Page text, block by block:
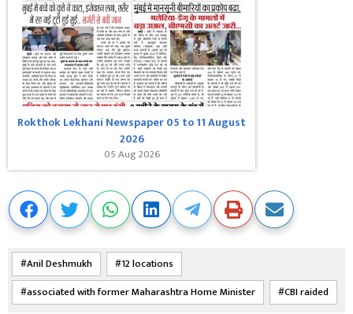
Rokthok Lekhani Newspaper 05 to 11 August
2026
05 Aug 2026
Anil Deshmukh
12 locations
associated with former Maharashtra Home Minister
CBI raided